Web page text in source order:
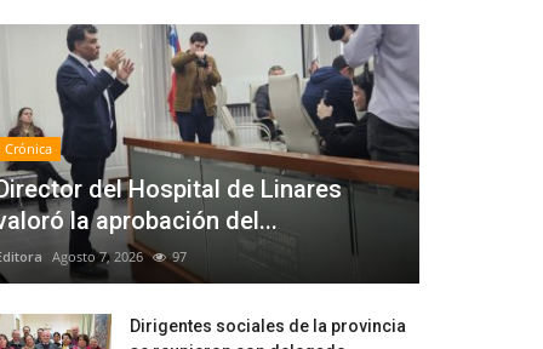
Crónica
del Hospital de Linares
la aprobación del...
Agosto 7, 2026 97
Dirigentes sociales de la provincia